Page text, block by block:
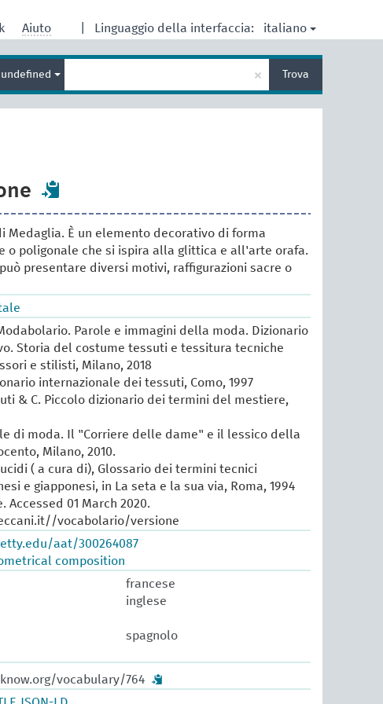
Linguaggio della interfaccia: italiano
Aiuto
undefined
termine
per
× Trova
Medaglia. È un elemento decorativo di forma
o poligonale che si ispira alla glittica e all'arte orafa.
presentare diversi motivi, raffigurazioni sacre o
Parole e immagini della moda. Dizionario
Storia del costume tessuti e tessitura tecniche
e stilisti, Milano, 2018
internazionale dei tessuti, Como, 1997
& C. Piccolo dizionario dei termini del mestiere,
di moda. Il "Corriere delle dame" e il lessico della
Milano, 2010.
( a cura di), Glossario dei termini tecnici
e giapponesi, in La seta e la sua via, Roma, 1994
Accessed 01 March 2020.
vocabolario/versione
aat/300264087
composition
francese
inglese
spagnolo
vocabulary/764